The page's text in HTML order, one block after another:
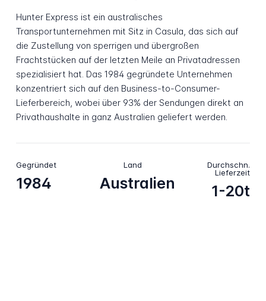
Hunter Express ist ein australisches
Transportunternehmen mit Sitz in Casula, das sich auf
die Zustellung von sperrigen und übergroßen
Frachtstücken auf der letzten Meile an Privatadressen
spezialisiert hat. Das 1984 gegründete Unternehmen
konzentriert sich auf den Business-to-Consumer-
Lieferbereich, wobei über 93% der Sendungen direkt an
Privathaushalte in ganz Australien geliefert werden.
Gegründet
1984
Land
Australien
Durchschn.
Lieferzeit
1-20t